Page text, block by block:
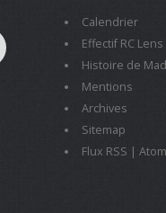
Calendrier
Effectif RC Lens
Histoire de
Mentions
Archives
Sitemap
Flux RSS | Atom